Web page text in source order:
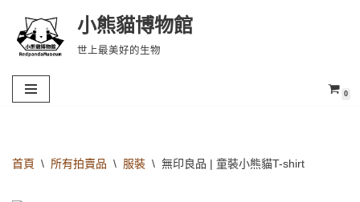
Skip
content
小熊貓博物館
世上最美好的生物
0
首頁 \ 所有拍賣品 \ 服裝 \ 無印良品 | 童裝小熊貓T-shirt